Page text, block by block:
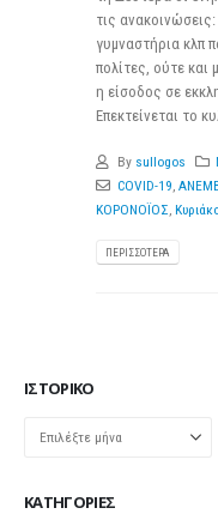
τις
γυμναστήρια κλπ
πολίτες, ούτε και
η είσοδος σε
Επεκτείνεται το
By sullogos
COVID-19,
ΚΟΡΟΝΟΪΟΣ,
ΠΕΡΙΣΣΌΤΕΡΑ
ΙΣΤΟΡΙΚΌ
Ιστορικό
KΑΤΗΓΟΡΊΕΣ